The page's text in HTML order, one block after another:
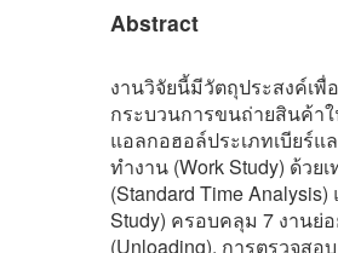
Abstract
งานวิจัยนี้มีวัตถุประสงค์เ
กระบวนการขนถ่ายสินค้า
แอลกอฮอล์ประเภทเบียร์
ทำงาน (Work Study) ด้วย
(Standard Time
Study) ครอบคลุม 7 งานย่
(Unloading), การตรวจสอ